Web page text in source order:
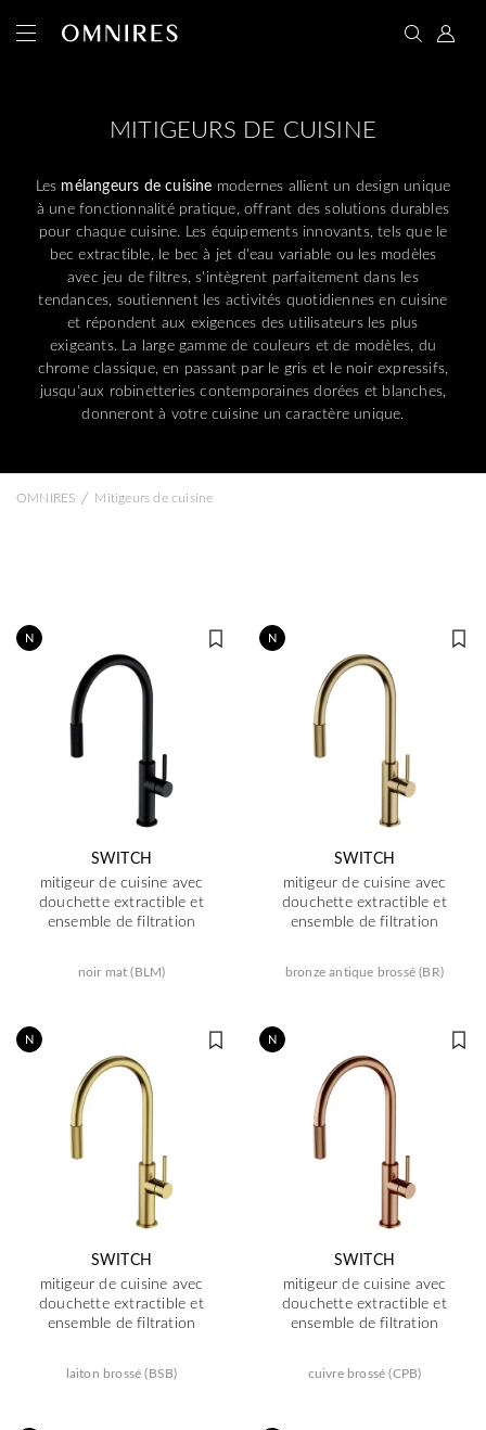
MITIGEURS DE CUISINE
Les mélangeurs de cuisine modernes allient un design unique
à une fonctionnalité pratique, offrant des solutions durables
pour chaque cuisine. Les équipements innovants, tels que le
bec extractible, le bec à jet d'eau variable ou les modèles
avec jeu de filtres, s'intègrent parfaitement dans les
tendances, soutiennent les activités quotidiennes en cuisine
et répondent aux exigences des utilisateurs les plus
exigeants. La large gamme de couleurs et de modèles, du
chrome classique, en passant par le gris et le noir expressifs,
jusqu'aux robinetteries contemporaines dorées et blanches,
donneront à votre cuisine un caractère unique.
OMNIRES / Mitigeurs de cuisine
N
SWITCH
mitigeur de cuisine avec
douchette extractible et
ensemble de filtration
noir mat (BLM)
N
SWITCH
mitigeur de cuisine avec
douchette extractible et
ensemble de filtration
bronze antique brossé (BR)
N
SWITCH
mitigeur de cuisine avec
douchette extractible et
ensemble de filtration
laiton brossé (BSB)
N
SWITCH
mitigeur de cuisine avec
douchette extractible et
ensemble de filtration
cuivre brossé (CPB)